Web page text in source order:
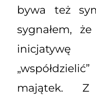
bywa też
sygnałem,
majątek.